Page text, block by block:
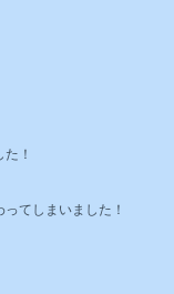
！
てしまいました！